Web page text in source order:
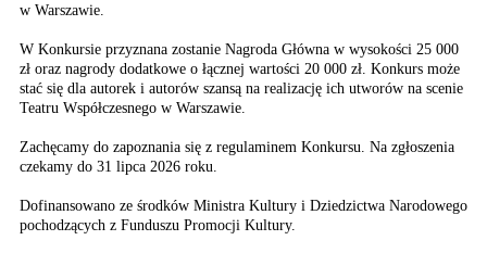
w Warszawie.
W Konkursie przyznana zostanie Nagroda Główna w wysokości 25 000
zł oraz nagrody dodatkowe o łącznej wartości 20 000 zł. Konkurs może
stać się dla autorek i autorów szansą na realizację ich utworów na scenie
Teatru Współczesnego w Warszawie.
Zachęcamy do zapoznania się z regulaminem Konkursu. Na zgłoszenia
czekamy do 31 lipca 2026 roku.
Dofinansowano ze środków Ministra Kultury i Dziedzictwa Narodowego
pochodzących z Funduszu Promocji Kultury.